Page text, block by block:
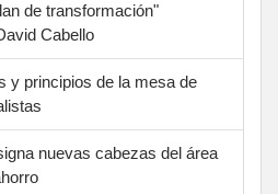
de transformación"
Cabello
y principios de la mesa de
nuevas cabezas del área